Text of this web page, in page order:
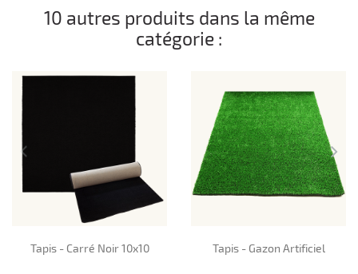
10 autres produits dans la même
catégorie :
Tapis - Carré Noir 10x10 Tapis - Gazon Artificiel